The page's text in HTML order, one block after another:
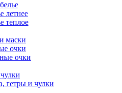
летнее
теплое
маски
очки
очки
гетры и чулки